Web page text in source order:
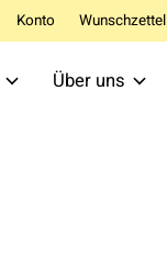
Konto Wunschzettel
Über uns